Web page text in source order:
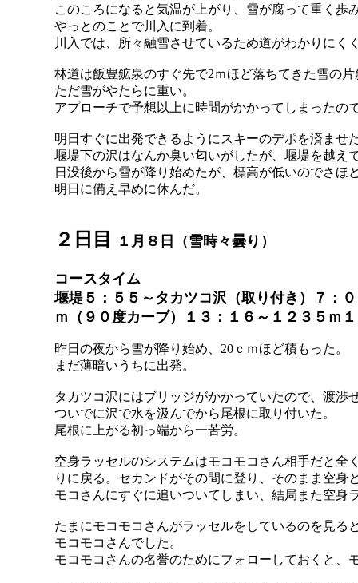
このころになると気温が上がり、雪が腐って重く歩
やっとのことで川入に到着。
川入では、所々融雪させているため道がわかりにく
林道は飯豊鉱泉のすぐ先で2ｍほど落ちてきた雪の
ただ雪がやたらに重い。
アプローチで予想以上に時間がかかってしまった
明日すぐに出発できるようにスキーのデポを済ま
堰堤下の沢はなんか臭い匂いがしたが、堰堤を越え
日没後から雪が降り始めたが、標高が低いのでさほ
明日に備え早めに休んだ。
２日目 １月８日（雪時々曇り）
コースタイム
堰堤５：５５～タカツコ沢（取り付き）７：
ｍ（９０度カーブ）１３：１６～１２３５ｍ
昨日の夜から雪が降り始め、20ｃｍほど積もった。
まだ薄暗いうちに出発。
タカツコ沢にはブリッジがかかっていたので、渡渉
ついでに沢で水を汲んでから尾根に取り付いた。
尾根に上がる初っ端から一苦労。
空身ラッセルのシステムはモコモコさん相手だと
りに戻る。セカンドがその間に登り、そのまま空
モコさんにすぐに追いついてしまい、結局また空身
たまにモコモコさんがラッセルをしているのを見
モコモコさんでした。
モコモコさんの名誉のためにフォローしておくと